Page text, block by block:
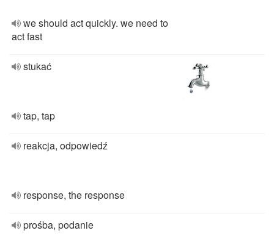
we should act quickly. we need to
act fast
stukać
tap, tap
reakcja, odpowiedź
response, the response
prośba, podanie